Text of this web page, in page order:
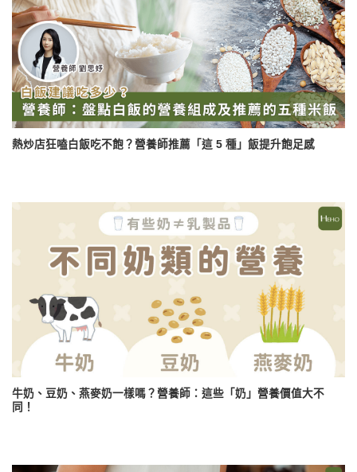
熱炒店狂嗑白飯吃不飽？營養師推薦「這 5 種」飯提升飽足感
牛奶、豆奶、燕麥奶一樣嗎？營養師：這些「奶」營養價值大不
同！